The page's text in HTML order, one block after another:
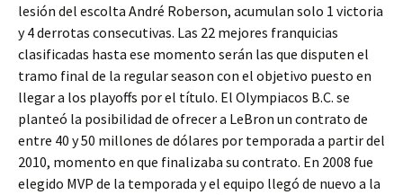
lesión del escolta André Roberson, acumulan solo 1 victoria
y 4 derrotas consecutivas. Las 22 mejores franquicias
clasificadas hasta ese momento serán las que disputen el
tramo final de la regular season con el objetivo puesto en
llegar a los playoffs por el título. El Olympiacos B.C. se
planteó la posibilidad de ofrecer a LeBron un contrato de
entre 40 y 50 millones de dólares por temporada a partir del
2010, momento en que finalizaba su contrato. En 2008 fue
elegido MVP de la temporada y el equipo llegó de nuevo a la